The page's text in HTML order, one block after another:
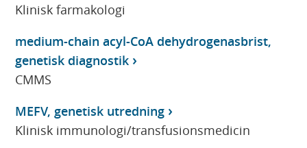
Klinisk farmakologi
medium-chain acyl-CoA dehydrogenasbrist,
genetisk diagnostik
CMMS
MEFV, genetisk utredning
Klinisk immunologi/transfusionsmedicin